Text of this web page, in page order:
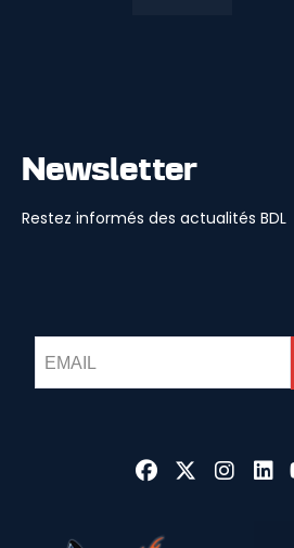
Newsletter
Restez informés des actualités BDL